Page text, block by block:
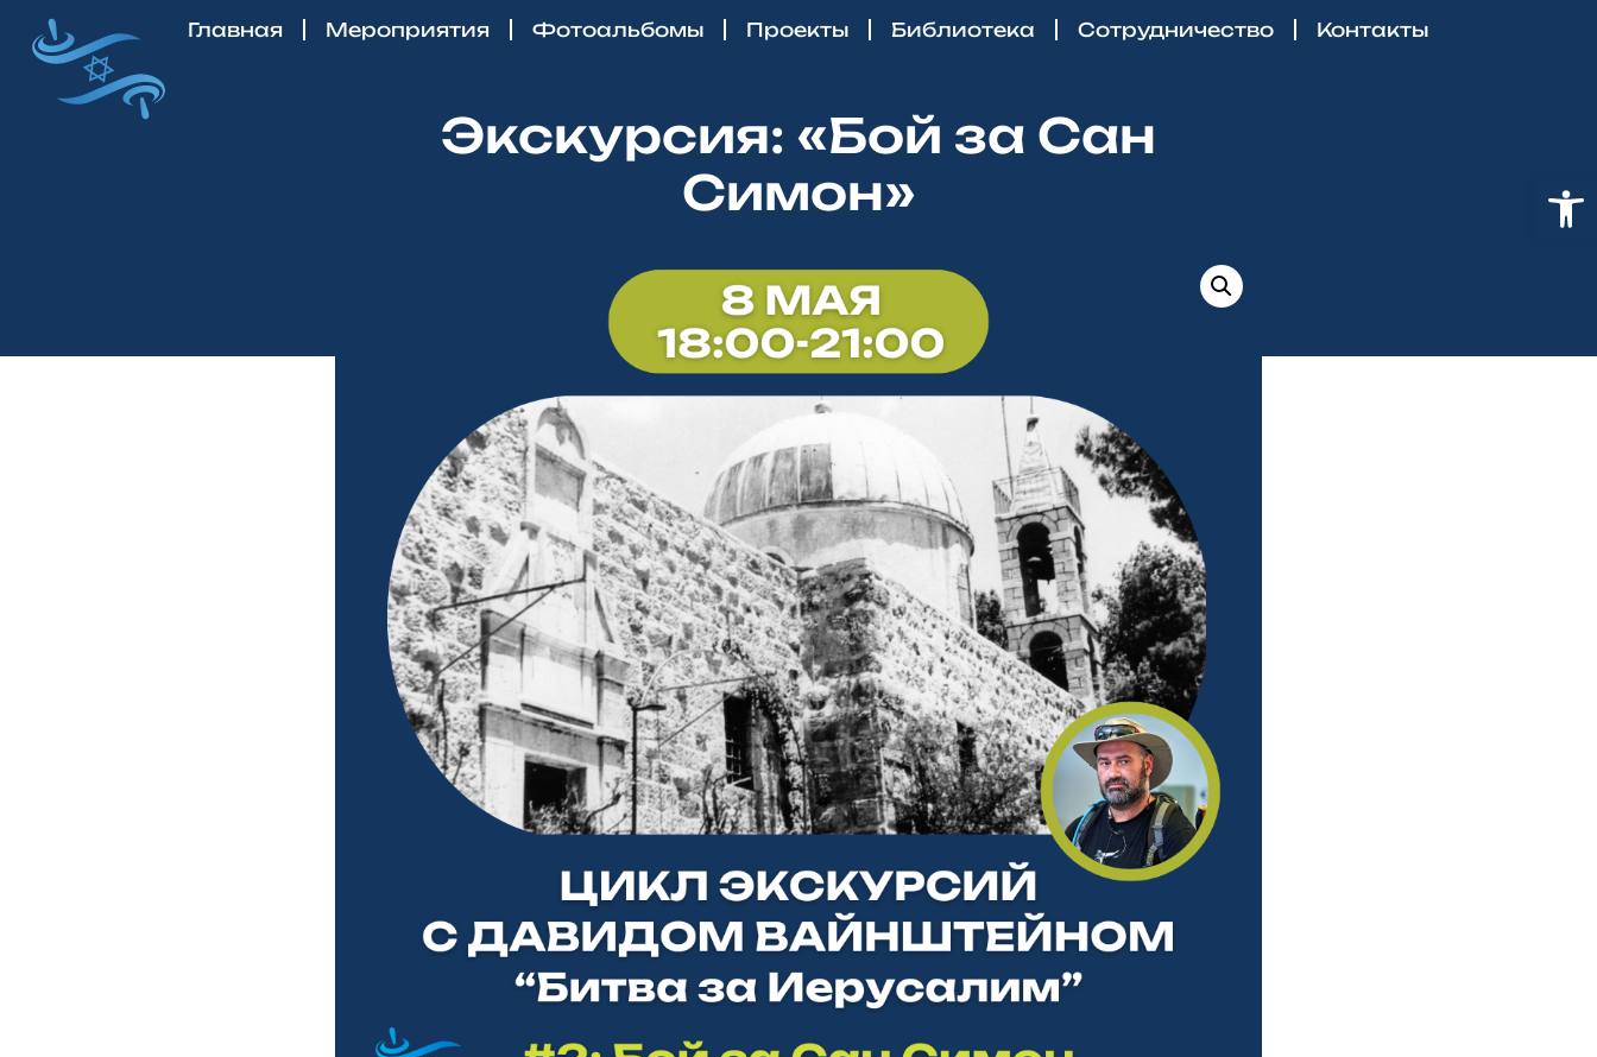
Главная Мероприятия Фотоальбомы Проекты Библиотека Сотрудничество Контакты
Экскурсия: «Бой за Сан
Симон»